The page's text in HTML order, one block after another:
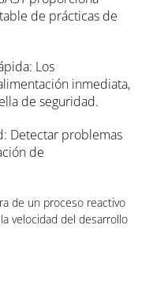
de prácticas de
Los
inmediata,
de seguridad.
Detectar problemas
de
de un proceso reactivo
velocidad del desarrollo